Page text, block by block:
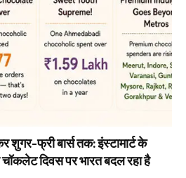
फ्री बार्स तक: इंस्टामार्ट के
दिवस पर भारत बदल रहा है